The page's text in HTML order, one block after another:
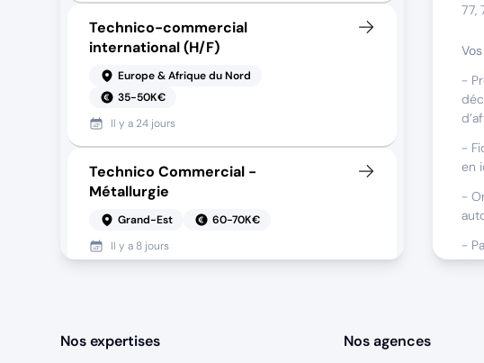
Technico-commercial
international (H/F)
Europe & Afrique du Nord
35-50K€
Il y a 24 jours
Technico Commercial -
Métallurgie
Grand-Est
60-70K€
Il y a 8 jours
Il y a16 jours
77,
-
-
en
-
-
Nos expertises
Nos agences